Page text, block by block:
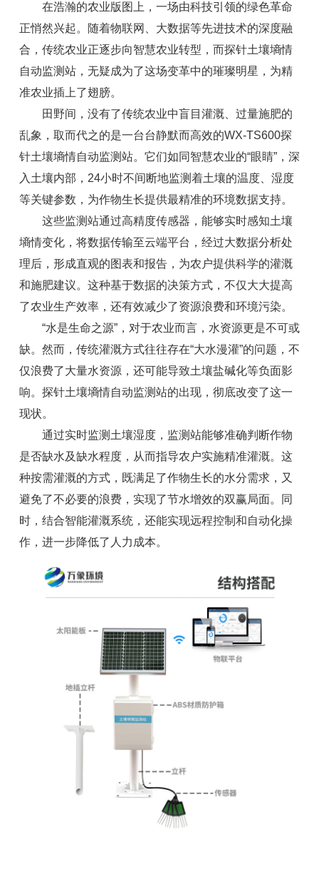
在浩瀚的农业版图上，一场由科技引领的绿色革命
正悄然兴起。随着物联网、大数据等先进技术的深度融
合，传统农业正逐步向智慧农业转型，而探针土壤墒情
自动监测站，无疑成为了这场变革中的璀璨明星，为精
准农业插上了翅膀。
田野间，没有了传统农业中盲目灌溉、过量施肥的
乱象，取而代之的是一台台静默而高效的WX-TS600探
针土壤墒情自动监测站。它们如同智慧农业的“眼睛”，深
入土壤内部，24小时不间断地监测着土壤的温度、湿度
等关键参数，为作物生长提供最精准的环境数据支持。
这些监测站通过高精度传感器，能够实时感知土壤
墒情变化，将数据传输至云端平台，经过大数据分析处
理后，形成直观的图表和报告，为农户提供科学的灌溉
和施肥建议。这种基于数据的决策方式，不仅大大提高
了农业生产效率，还有效减少了资源浪费和环境污染。
“水是生命之源”，对于农业而言，水资源更是不可或
缺。然而，传统灌溉方式往往存在“大水漫灌”的问题，不
仅浪费了大量水资源，还可能导致土壤盐碱化等负面影
响。 探针土壤墒情自动监测站的出现，彻底改变了这一
现状。
通过实时监测土壤湿度，监测站能够准确判断作物
是否缺水及缺水程度，从而指导农户实施精准灌溉。这
种按需灌溉的方式，既满足了作物生长的水分需求，又
避免了不必要的浪费，实现了节水增效的双赢局面。同
时，结合智能灌溉系统，还能实现远程控制和自动化操
作，进一步降低了人力成本。